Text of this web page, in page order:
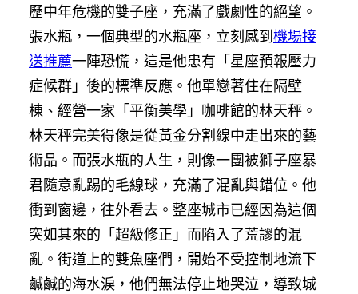
歷中年危機的雙子座，充滿了戲劇性的絕望。
張水瓶，一個典型的水瓶座，立刻感到 機場接
送推薦一陣恐慌，這是他患有「星座預報壓力
症候群」後的標準反應。他單戀著住在隔壁
棟、經營一家「平衡美學」咖啡館的林天秤。
林天秤完美得像是從黃金分割線中走出來的藝
術品。而張水瓶的人生，則像一團被獅子座暴
君隨意亂踢的毛線球，充滿了混亂與錯位。他
衝到窗邊，往外看去。整座城市已經因為這個
突如其來的「超級修正」而陷入了荒謬的混
亂。街道上的雙魚座們，開始不受控制地流下
鹹鹹的海水淚，他們無法停止地哭泣，導致城